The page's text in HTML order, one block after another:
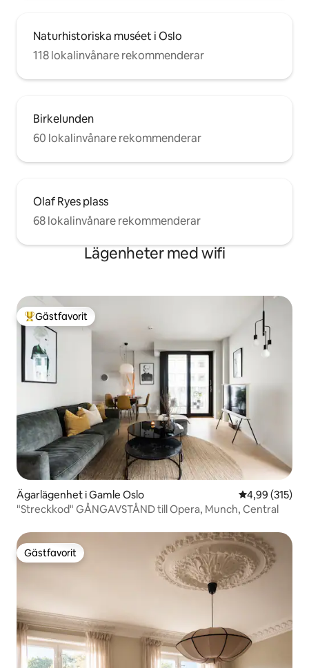
Naturhistoriska muséet i Oslo
118 lokalinvånare rekommenderar
Birkelunden
60 lokalinvånare rekommenderar
Olaf Ryes plass
68 lokalinvånare rekommenderar
Lägenheter med wifi
Populär gästfavorit
Gästfavorit
Ägarlägenhet i Gamle Oslo 4,99 av 5 i
4,99 (315)
"Streckkod" GÅNGAVSTÅND till Opera, Munch, Central
Gästfavorit
Gästfavorit